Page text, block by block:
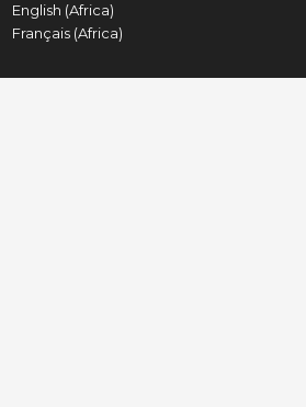
English (Africa)
Français (Africa)